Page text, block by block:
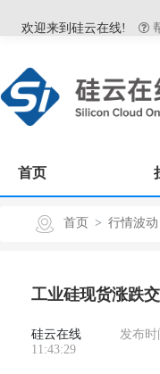
欢迎来到硅云在线!
首页
首页 行情波动
工业硅现货涨跌
硅云在线
发布时
11:43:29